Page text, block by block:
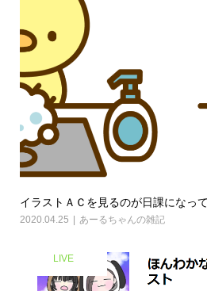
イラストＡＣを見るのが日課になって
2020.04.25 あーるちゃんの雑記
LIVE